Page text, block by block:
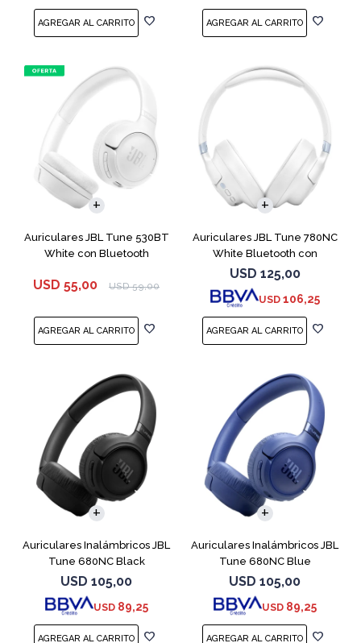
Auriculares JBL Tune 530BT
White con Bluetooth
USD 55,00 USD 59,00
Auriculares JBL Tune 780NC
White Bluetooth con
Micrófono
USD 125,00
USD 106,25
Auriculares Inalámbricos JBL
Tune 680NC Black
USD 105,00
USD 89,25
Auriculares Inalámbricos JBL
Tune 680NC Blue
USD 105,00
USD 89,25